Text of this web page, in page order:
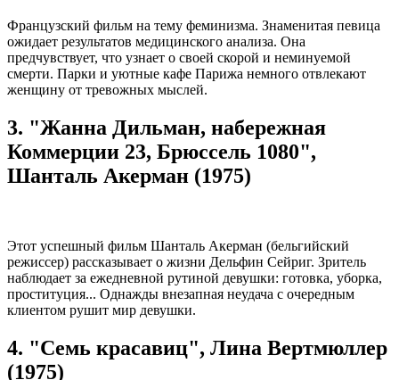
Французский фильм на тему феминизма. Знаменитая певица
ожидает результатов медицинского анализа. Она
предчувствует, что узнает о своей скорой и неминуемой
смерти. Парки и уютные кафе Парижа немного отвлекают
женщину от тревожных мыслей.
3. "Жанна Дильман, набережная
Коммерции 23, Брюссель 1080",
Шанталь Акерман (1975)
Этот успешный фильм Шанталь Акерман (бельгийский
режиссер) рассказывает о жизни Дельфин Сейриг. Зритель
наблюдает за ежедневной рутиной девушки: готовка, уборка,
проституция... Однажды внезапная неудача с очередным
клиентом рушит мир девушки.
4. "Семь красавиц", Лина Вертмюллер
(1975)